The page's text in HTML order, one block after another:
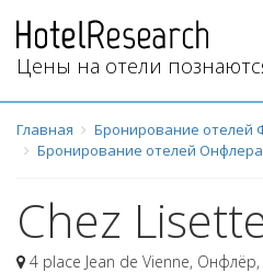
Цены на отели
Главная
Бронирование отелей
Бронирование отелей Онфлера
Chez
4 place Jean de Vienne, Онфлёр,